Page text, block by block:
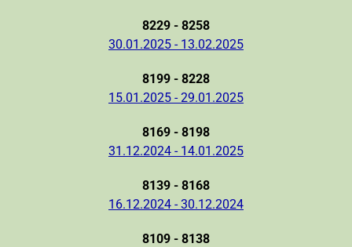
8229 - 8258
30.01.2025 - 13.02.2025
8199 - 8228
15.01.2025 - 29.01.2025
8169 - 8198
31.12.2024 - 14.01.2025
8139 - 8168
16.12.2024 - 30.12.2024
8109 - 8138